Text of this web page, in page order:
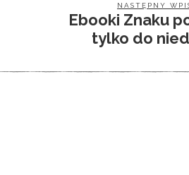
NASTĘPNY
Ebooki Znaku
tylko do